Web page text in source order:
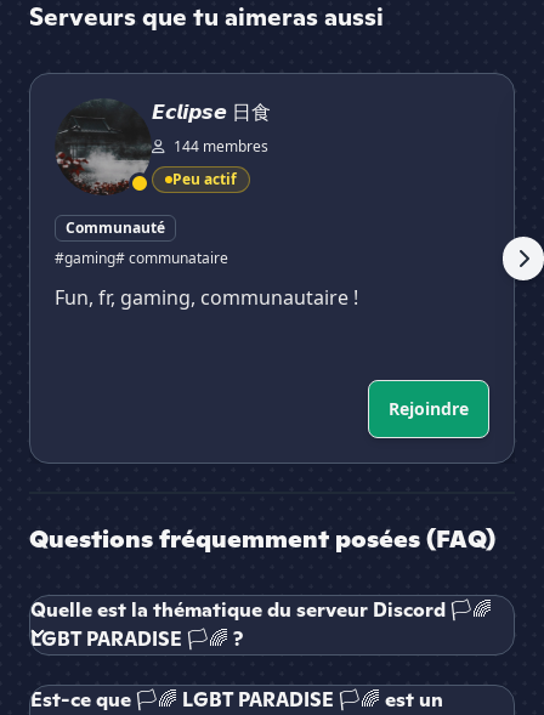
Serveurs que tu aimeras aussi
𝙀𝙘𝙡𝙞𝙥𝙨𝙚 日食
𝙀𝙘𝙡𝙞𝙥𝙨𝙚 日食
144 membres
Peu actif
Communauté
#gaming# communataire
Fun, fr, gaming, communautaire !
Rejoindre
Questions fréquemment posées (FAQ)
Quelle est la thématique du serveur Discord 🏳🌈
LGBT PARADISE 🏳🌈 ?
Est-ce que 🏳🌈 LGBT PARADISE 🏳🌈 est un